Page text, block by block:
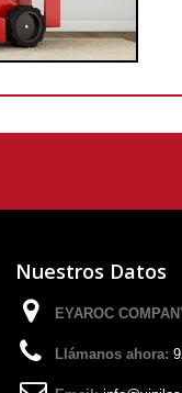
Nuestros Datos
EYAROC
Llámanos ahora: